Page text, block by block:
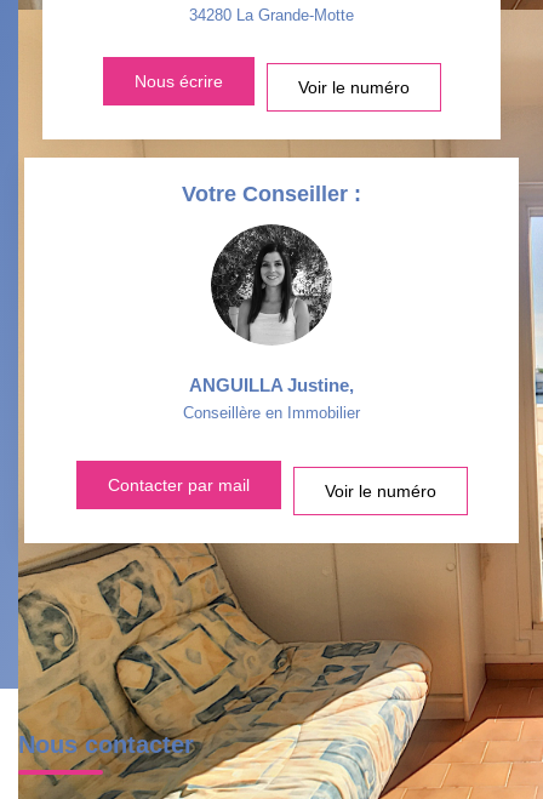
ECOLES ET CRÈCHES
34280 La Grande-Motte
Nous écrire Voir le numéro
Votre Conseiller :
ANGUILLA Justine,
Conseillère en Immobilier
Contacter par mail Voir le numéro
Nous contacter